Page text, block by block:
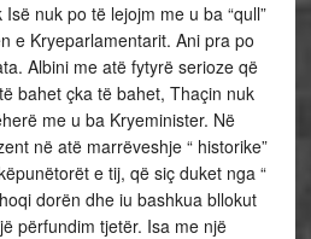
Isë nuk po të lejojm me u ba “qull”
e Kryeparlamentarit. Ani pra po
Albini me atë fytyrë serioze që
bahet çka të bahet, Thaçin nuk
me u ba Kryeminister. Në
në atë marrëveshje “ historike”
e tij, që siç duket nga “
dorën dhe iu bashkua bllokut
përfundim tjetër. Isa me një